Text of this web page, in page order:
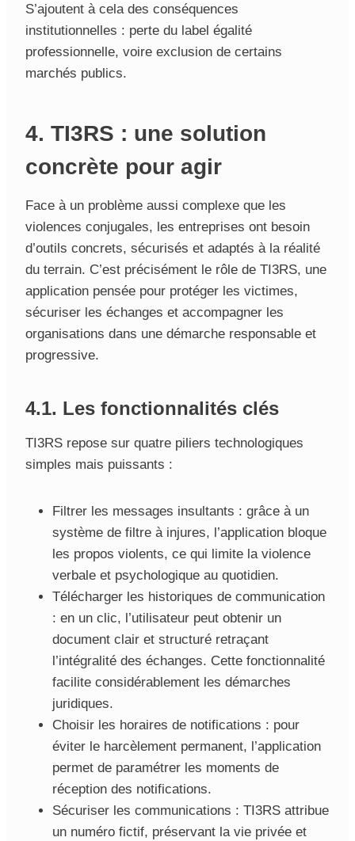
S’ajoutent à cela des conséquences
institutionnelles : perte du label égalité
professionnelle, voire exclusion de certains
marchés publics.
4. TI3RS : une solution
concrète pour agir
Face à un problème aussi complexe que les
violences conjugales, les entreprises ont besoin
d’outils concrets, sécurisés et adaptés à la réalité
du terrain. C’est précisément le rôle de TI3RS, une
application pensée pour protéger les victimes,
sécuriser les échanges et accompagner les
organisations dans une démarche responsable et
progressive.
4.1. Les fonctionnalités clés
TI3RS repose sur quatre piliers technologiques
simples mais puissants :
Filtrer les messages insultants : grâce à un
système de filtre à injures, l’application bloque
les propos violents, ce qui limite la violence
verbale et psychologique au quotidien.
Télécharger les historiques de communication
: en un clic, l’utilisateur peut obtenir un
document clair et structuré retraçant
l’intégralité des échanges. Cette fonctionnalité
facilite considérablement les démarches
juridiques.
Choisir les horaires de notifications : pour
éviter le harcèlement permanent, l’application
permet de paramétrer les moments de
réception des notifications.
Sécuriser les communications : TI3RS attribue
un numéro fictif, préservant la vie privée et